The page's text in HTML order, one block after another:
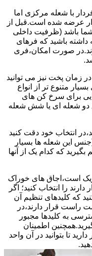
با شعله مرکزی اما
عرضه شده است.قبل از
شما باشد (ظرفیت داخلی
داشته باشید که فرهای
صورت امکان،فری
پخت نیز می توانید
متنوع تر از انواع
برای سرخ کن های
دو شعله ای یا شش شعله
انتخاب خود دقت کنید
این شعله ها بسیار
که کدام یک از آنها
است،اجاق های خوراک
را انتخاب کنید؛ اگر
که کلیدهای تنظیم آن
راست قرار دارند،در
به کلیدها مجبور
اطمینان
تا بتوانید در آن واحد